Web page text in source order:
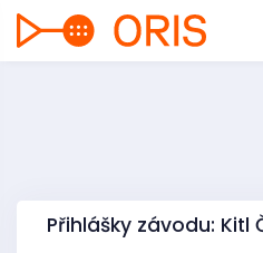
Přihlášky závodu: Kitl